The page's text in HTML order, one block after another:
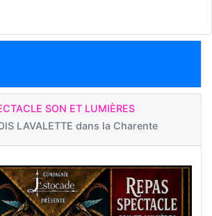
SON ET LUMIÈRES
LAVALETTE dans la Charente